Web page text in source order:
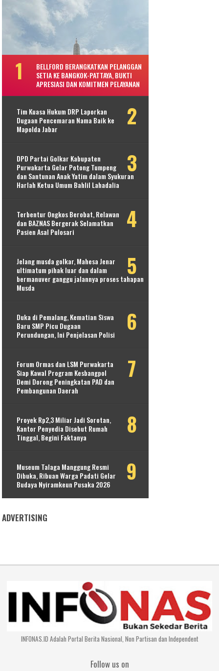
BELLFORD BERANGKATKAN PELANGGAN
SETIA KE BANGKOK-PATTAYA, BUKTI
APRESIASI DAN KOMITMEN PELAYANAN
Tim Kuasa Hukum DRP Laporkan
Dugaan Pencemaran Nama Baik ke
Mapolda Jabar
DPD Partai Golkar Kabupaten
Purwakarta Gelar Potong Tumpeng
dan Santunan Anak Yatim dalam Syukuran
Harlah Ketua Umum Bahlil Lahadalia
Terbentur Ongkos Berobat, Relawan
dan BAZNAS Bergerak Selamatkan
Pasien Asal Pulosari
Jelang musda golkar, Mahesa Jenar
ultimatum pihak luar dan dalam
bermanuver ganggu jalannya proses tahapan
Musda
Duka di Pemalang, Kematian Siswa
Baru SMP Picu Dugaan
Perundungan, Ini Penjelasan Polisi
Forum Ormas dan LSM Purwakarta
Siap Kawal Program Kesbangpol
Demi Dorong Peningkatan PAD dan
Pembangunan Daerah
Proyek Rp2,3 Miliar Jadi Sorotan,
Kantor Penyedia Disebut Rumah
Tinggal, Begini Faktanya
Museum Talaga Manggung Resmi
Dibuka, Ribuan Warga Padati Gelar
Budaya Nyiramkeun Pusaka 2026
ADVERTISING
INFONAS.ID Adalah Portal Berita Nasional, Non Partisan dan Independent
Follow us on